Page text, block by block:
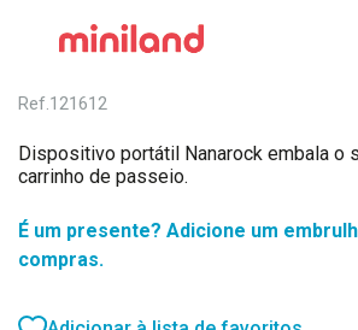
Ref.121612
Dispositivo portátil Nanarock embala o
carrinho de passeio.
É um presente? Adicione um
compras.